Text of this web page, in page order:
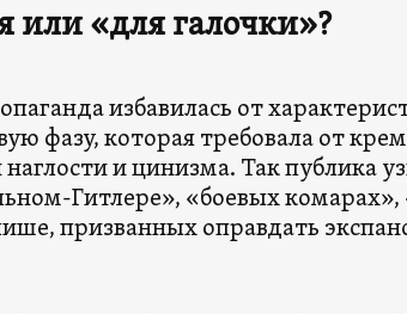
или «для галочки»?
избавилась от
фазу, которая требовала от
и цинизма. Так публика
Гитлере», «боевых комарах»,
призванных оправдать